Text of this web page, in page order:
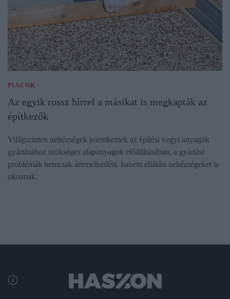
PIACOK
Az egyik rossz hírrel a másikat is megkapták az
építkezők
Világszinten nehézségek jelentkeztek az építési vegyi anyagok
gyártásához szükséges alapanyagok előállításában, a gyártási
problémák nemcsak áremelkedést, hanem ellátási nehézségeket is
okoznak.